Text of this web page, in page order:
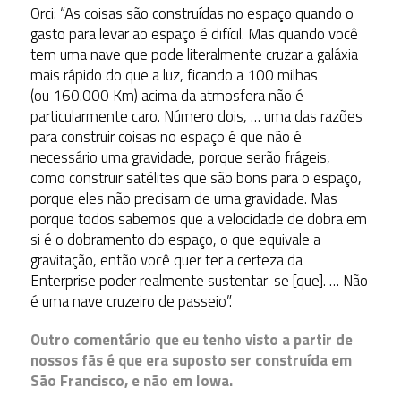
Orci: “As coisas são construídas no espaço quando o
gasto para levar ao espaço é difícil. Mas quando você
tem uma nave que pode literalmente cruzar a galáxia
mais rápido do que a luz, ficando a 100 milhas
(ou 160.000 Km) acima da atmosfera não é
particularmente caro. Número dois, … uma das razões
para construir coisas no espaço é que não é
necessário uma gravidade, porque serão frágeis,
como construir satélites que são bons para o espaço,
porque eles não precisam de uma gravidade. Mas
porque todos sabemos que a velocidade de dobra em
si é o dobramento do espaço, o que equivale a
gravitação, então você quer ter a certeza da
Enterprise poder realmente sustentar-se [que]. … Não
é uma nave cruzeiro de passeio”.
Outro comentário que eu tenho visto a partir de
nossos fãs é que era suposto ser construída em
São Francisco, e não em Iowa.